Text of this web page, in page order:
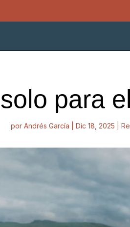
para
por Andrés García Dic 18, 2025